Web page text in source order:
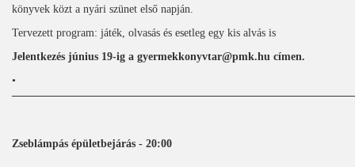
könyvek közt a nyári szünet első napján.
Tervezett program: játék, olvasás és esetleg egy kis alvás is
Jelentkezés június 19-ig a gyermekkonyvtar@pmk.hu címen.
•
Zseblámpás épületbejárás - 20:00